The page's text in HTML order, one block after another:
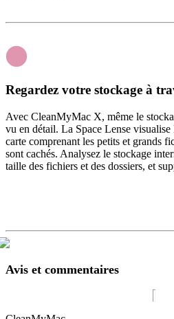
Regardez votre stockage à
Avec CleanMyMac X, même le
vu en détail. La Space Lense
carte comprenant les petits et grands
sont cachés. Analysez le stockage
taille des fichiers et des dossiers, et
Avis et commentaires